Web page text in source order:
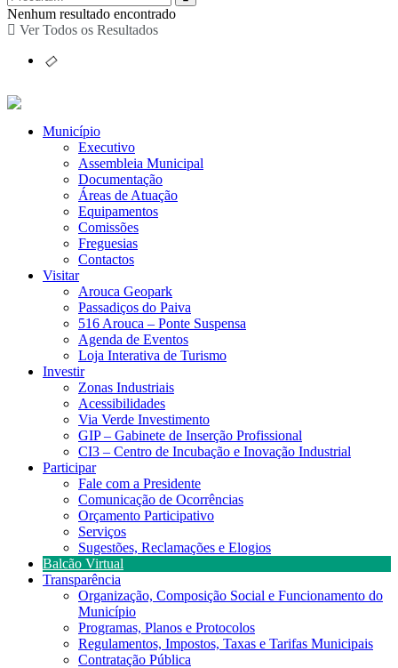
Nenhum resultado encontrado
Ver Todos os Resultados
Município
Executivo
Assembleia Municipal
Documentação
Áreas de Atuação
Equipamentos
Comissões
Freguesias
Contactos
Visitar
Arouca Geopark
Passadiços do Paiva
516 Arouca – Ponte Suspensa
Agenda de Eventos
Loja Interativa de Turismo
Investir
Zonas Industriais
Acessibilidades
Via Verde Investimento
GIP – Gabinete de Inserção Profissional
CI3 – Centro de Incubação e Inovação Industrial
Participar
Fale com a Presidente
Comunicação de Ocorrências
Orçamento Participativo
Serviços
Sugestões, Reclamações e Elogios
Balcão Virtual
Transparência
Organização, Composição Social e Funcionamento do
Município
Programas, Planos e Protocolos
Regulamentos, Impostos, Taxas e Tarifas Municipais
Contratação Pública